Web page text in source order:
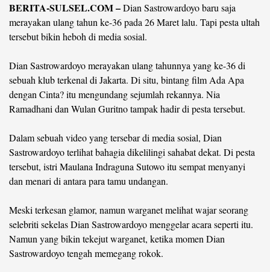
Video
More
Disclaimer
Copyright
2026
berita-
sulsel.com
BERITA-SULSEL.COM –Dian Sastrowardoyo baru saja
merayakan ulang tahun ke-36 pada 26 Maret lalu. Tapi pesta ultah
tersebut bikin heboh di media sosial.
Dian Sastrowardoyo merayakan ulang tahunnya yang ke-36 di
sebuah klub terkenal di Jakarta. Di situ, bintang film Ada Apa
dengan Cinta? itu mengundang sejumlah rekannya. Nia
Ramadhani dan Wulan Guritno tampak hadir di pesta tersebut.
Dalam sebuah video yang tersebar di media sosial, Dian
Sastrowardoyo terlihat bahagia dikelilingi sahabat dekat. Di pesta
tersebut, istri Maulana Indraguna Sutowo itu sempat menyanyi
dan menari di antara para tamu undangan.
Meski terkesan glamor, namun warganet melihat wajar seorang
selebriti sekelas Dian Sastrowardoyo menggelar acara seperti itu.
Namun yang bikin tekejut warganet, ketika momen Dian
Sastrowardoyo tengah memegang rokok.